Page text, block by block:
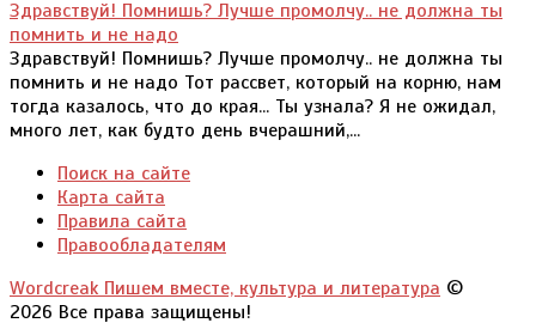
Здравствуй! Помнишь? Лучше промолчу.. не должна ты
помнить и не надо
Здравствуй! Помнишь? Лучше промолчу.. не должна ты
помнить и не надо Тот рассвет, который на корню, нам
тогда казалось, что до края... Ты узнала? Я не ожидал,
много лет, как будто день вчерашний,...
Поиск на сайте
Карта сайта
Правила сайта
Правообладателям
Wordcreak Пишем вместе, культура и литература ©
2026 Все права защищены!